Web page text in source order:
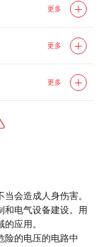
更多
更多
更多
会造成人身伤害。
和电气设备建设。用
应用。
险的电压的电路中